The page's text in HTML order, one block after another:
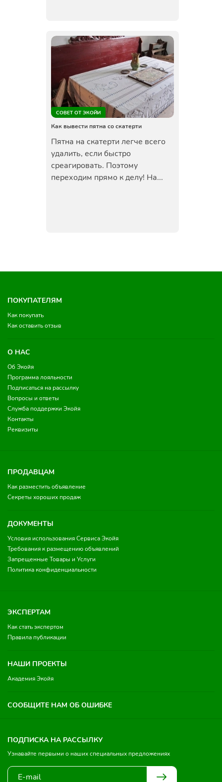
СОВЕТ ОТ ЭКОЙИ
Как вывести пятна со скатерти
Пятна на скатерти легче всего
удалить, если быстро
среагировать. Поэтому
переходим прямо к делу! На...
ПОКУПАТЕЛЯМ
Как покупать
Как оставить отзыв
О НАС
Об Экойя
Программа лояльности
Подписаться на рассылку
Вопросы и ответы
Служба поддержки Экойя
Контакты
Реквизиты
ПРОДАВЦАМ
Как разместить объявление
Секреты хороших продаж
ДОКУМЕНТЫ
Условия использования Сервиса Экойя
Требования к размещению объявлений
Запрещенные Товары и Услуги
Политика конфиденциальности
ЭКСПЕРТАМ
Как стать экспертом
Правила публикации
НАШИ ПРОЕКТЫ
Академия Экойя
СООБЩИТЕ НАМ ОБ ОШИБКЕ
ПОДПИСКА НА РАССЫЛКУ
Узнавайте первыми о наших специальных предложениях